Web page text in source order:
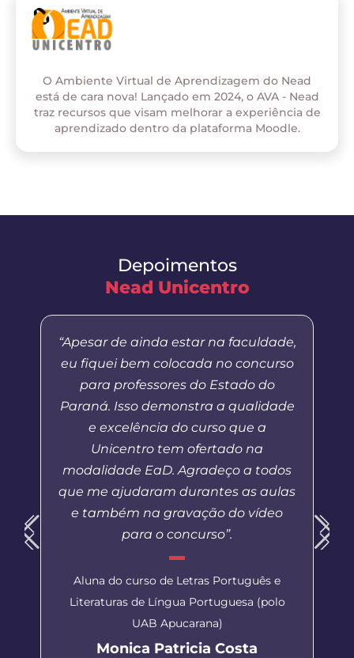
O Ambiente Virtual de Aprendizagem do Nead
está de cara nova! Lançado em 2024, o AVA - Nead
traz recursos que visam melhorar a experiência de
aprendizado dentro da plataforma Moodle.
Depoimentos
Nead Unicentro
“Apesar de ainda estar na faculdade,
eu fiquei bem colocada no concurso
para professores do Estado do
Paraná. Isso demonstra a qualidade
e excelência do curso que a
Unicentro tem ofertado na
modalidade EaD. Agradeço a todos
que me ajudaram durantes as aulas
e também na gravação do vídeo
para o concurso”.
Aluna do curso de Letras Português e
Literaturas de Língua Portuguesa (polo
UAB Apucarana)
Monica Patricia Costa